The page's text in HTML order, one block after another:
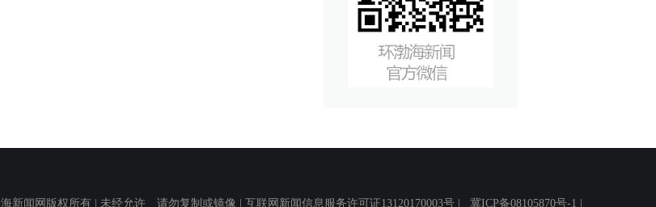
闻网版权所有 | 未经允许 请勿复制或镜像 | 互联网新闻信息服务许可证13120170003号 | 冀ICP备08105870号-1